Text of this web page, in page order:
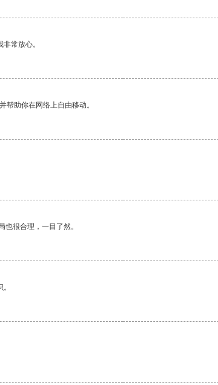
常放心。
帮助你在网络上自由移动。
很合理，一目了然。